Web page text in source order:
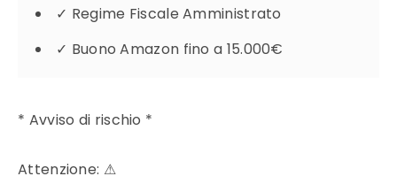
✓ Regime Fiscale Amministrato
✓ Buono Amazon fino a 15.000€
* Avviso di rischio *
Attenzione: ⚠